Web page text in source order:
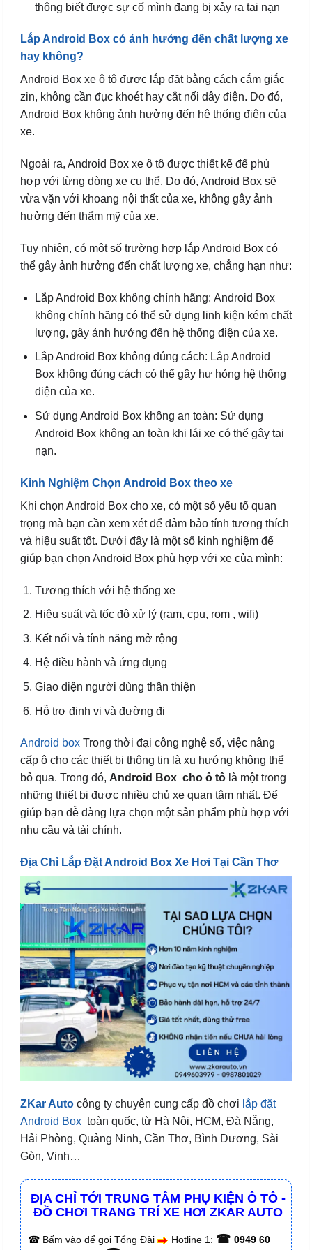
thông biết được sự cố mình đang bị xảy ra tai nạn
Lắp Android Box có ảnh hưởng đến chất lượng xe
hay không?
Android Box xe ô tô được lắp đặt bằng cách cắm giắc
zin, không cần đục khoét hay cắt nối dây điện. Do đó,
Android Box không ảnh hưởng đến hệ thống điện của
xe.
Ngoài ra, Android Box xe ô tô được thiết kế để phù
hợp với từng dòng xe cụ thể. Do đó, Android Box sẽ
vừa vặn với khoang nội thất của xe, không gây ảnh
hưởng đến thẩm mỹ của xe.
Tuy nhiên, có một số trường hợp lắp Android Box có
thể gây ảnh hưởng đến chất lượng xe, chẳng hạn như:
Lắp Android Box không chính hãng: Android Box
không chính hãng có thể sử dụng linh kiện kém chất
lượng, gây ảnh hưởng đến hệ thống điện của xe.
Lắp Android Box không đúng cách: Lắp Android
Box không đúng cách có thể gây hư hỏng hệ thống
điện của xe.
Sử dụng Android Box không an toàn: Sử dụng
Android Box không an toàn khi lái xe có thể gây tai
nạn.
Kinh Nghiệm Chọn Android Box theo xe
Khi chọn Android Box cho xe, có một số yếu tố quan
trọng mà bạn cần xem xét để đảm bảo tính tương thích
và hiệu suất tốt. Dưới đây là một số kinh nghiệm để
giúp bạn chọn Android Box phù hợp với xe của mình:
Tương thích với hệ thống xe
Hiệu suất và tốc độ xử lý (ram, cpu, rom , wifi)
Kết nối và tính năng mở rộng
Hệ điều hành và ứng dụng
Giao diện người dùng thân thiện
Hỗ trợ định vị và đường đi
Android box Trong thời đại công nghệ số, việc nâng
cấp ô cho các thiết bị thông tin là xu hướng không thể
bỏ qua. Trong đó, Android Box cho ô tô là một trong
những thiết bị được nhiều chủ xe quan tâm nhất. Để
giúp bạn dễ dàng lựa chọn một sản phẩm phù hợp với
nhu cầu và tài chính.
Địa Chỉ Lắp Đặt Android Box Xe Hơi Tại Cần Thơ
ZKar Auto công ty chuyên cung cấp đồ chơi lắp đặt
Android Box toàn quốc, từ Hà Nội, HCM, Đà Nẵng,
Hải Phòng, Quảng Ninh, Cần Thơ, Bình Dương, Sài
Gòn, Vinh…
ĐỊA CHỈ TỚI TRUNG TÂM PHỤ KIỆN Ô TÔ -
ĐỒ CHƠI TRANG TRÍ XE HƠI ZKAR AUTO
☎ Bấm vào để gọi Tổng Đài Hotline 1: ☎ 0949 60